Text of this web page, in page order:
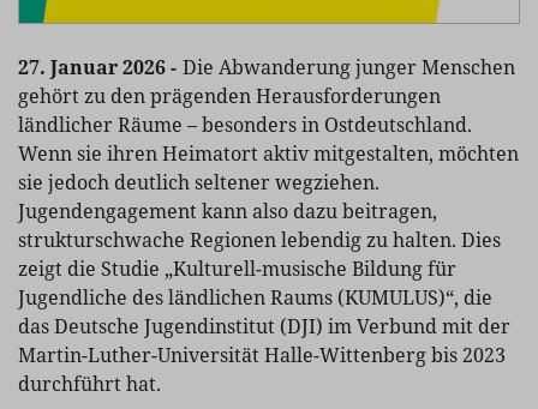
27. Januar 2026 - Die Abwanderung junger Menschen
gehört zu den prägenden Herausforderungen
ländlicher Räume – besonders in Ostdeutschland.
Wenn sie ihren Heimatort aktiv mitgestalten, möchten
sie jedoch deutlich seltener wegziehen.
Jugendengagement kann also dazu beitragen,
strukturschwache Regionen lebendig zu halten. Dies
zeigt die Studie „Kulturell-musische Bildung für
Jugendliche des ländlichen Raums (KUMULUS)“, die
das Deutsche Jugendinstitut (DJI) im Verbund mit der
Martin-Luther-Universität Halle-Wittenberg bis 2023
durchführt hat.